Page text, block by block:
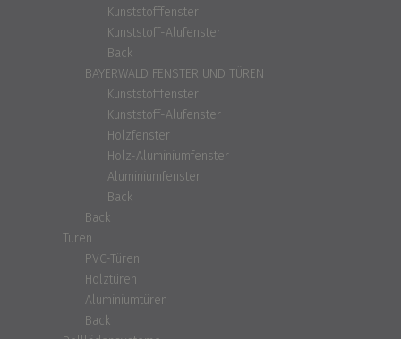
Kunststofffenster
Kunststoff-Alufenster
Back
BAYERWALD FENSTER UND TÜREN
Kunststofffenster
Kunststoff-Alufenster
Holzfenster
Holz-Aluminiumfenster
Aluminiumfenster
Back
Back
Türen
PVC-Türen
Holztüren
Aluminiumtüren
Back